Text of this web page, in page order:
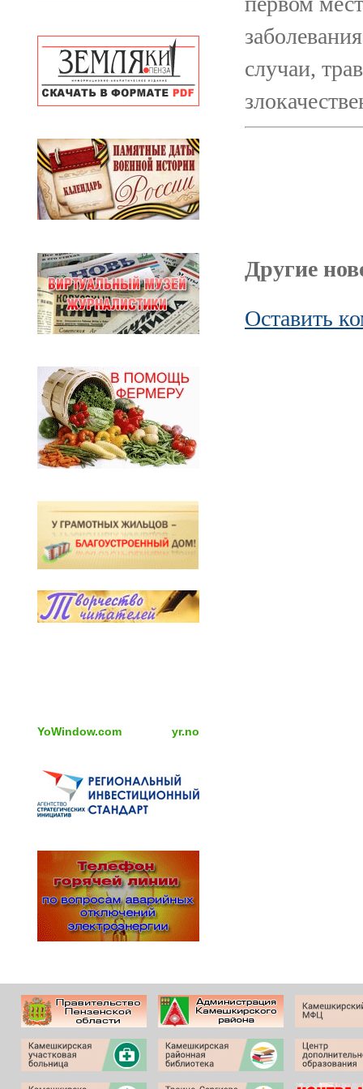
YoWindow.com yr.no
случаи,
Другие
Оставить